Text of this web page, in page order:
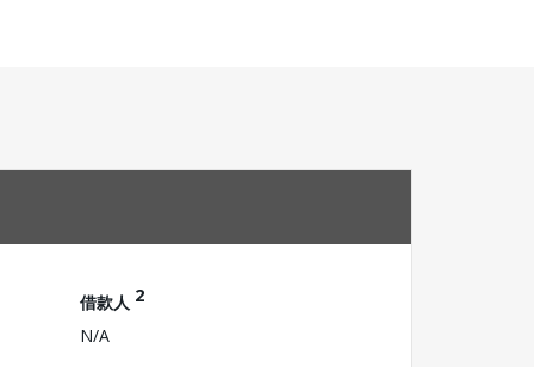
借款人 2
N/A